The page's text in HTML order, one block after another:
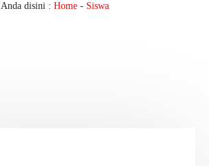
Anda disini : Home- Siswa